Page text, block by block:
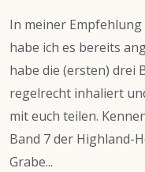
In meiner
habe ich es bereits
habe die (ersten) drei
regelrecht inhaliert
mit euch teilen.
Band 7 der Highland-
Grabe...